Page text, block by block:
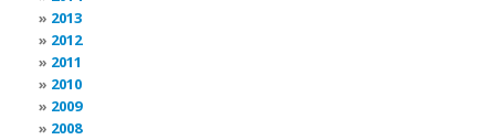
2013
2012
2011
2010
2009
2008